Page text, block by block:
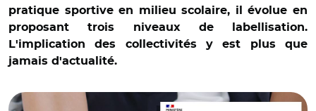
pratique sportive en milieu scolaire, il évolue en
proposant trois niveaux de labellisation.
L'implication des collectivités y est plus que
jamais d'actualité.
© Ministère de l'Éducation nationale, de l'Enseignement